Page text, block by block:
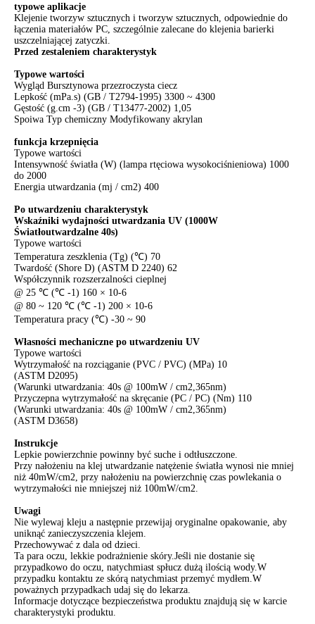
typowe aplikacje
Klejenie tworzyw sztucznych i tworzyw sztucznych, odpowiednie do
łączenia materiałów PC, szczególnie zalecane do klejenia barierki
uszczelniającej zatyczki.
Przed zestaleniem charakterystyk
Typowe wartości
Wygląd Bursztynowa przezroczysta ciecz
Lepkość (mPa.s) (GB / T2794-1995) 3300 ~ 4300
Gęstość (g.cm -3) (GB / T13477-2002) 1,05
Spoiwa Typ chemiczny Modyfikowany akrylan
funkcja krzepnięcia
Typowe wartości
Intensywność światła (W) (lampa rtęciowa wysokociśnieniowa) 1000
do 2000
Energia utwardzania (mj / cm2) 400
Po utwardzeniu charakterystyk
Wskaźniki wydajności utwardzania UV (1000W
Światłoutwardzalne 40s)
Typowe wartości
Temperatura zeszklenia (Tg) (℃) 70
Twardość (Shore D) (ASTM D 2240) 62
Współczynnik rozszerzalności cieplnej
@ 25 ℃ (℃ -1) 160 × 10-6
@ 80 ~ 120 ℃ (℃ -1) 200 × 10-6
Temperatura pracy (℃) -30 ~ 90
Własności mechaniczne po utwardzeniu UV
Typowe wartości
Wytrzymałość na rozciąganie (PVC / PVC) (MPa) 10
(ASTM D2095)
(Warunki utwardzania: 40s @ 100mW / cm2,365nm)
Przyczepna wytrzymałość na skręcanie (PC / PC) (Nm) 110
(Warunki utwardzania: 40s @ 100mW / cm2,365nm)
(ASTM D3658)
Instrukcje
Lepkie powierzchnie powinny być suche i odtłuszczone.
Przy nałożeniu na klej utwardzanie natężenie światła wynosi nie mniej
niż 40mW/cm2, przy nałożeniu na powierzchnię czas powlekania o
wytrzymałości nie mniejszej niż 100mW/cm2.
Uwagi
Nie wylewaj kleju a następnie przewijaj oryginalne opakowanie, aby
uniknąć zanieczyszczenia klejem.
Przechowywać z dala od dzieci.
Ta para oczu, lekkie podrażnienie skóry.Jeśli nie dostanie się
przypadkowo do oczu, natychmiast spłucz dużą ilością wody.W
przypadku kontaktu ze skórą natychmiast przemyć mydłem.W
poważnych przypadkach udaj się do lekarza.
Informacje dotyczące bezpieczeństwa produktu znajdują się w karcie
charakterystyki produktu.